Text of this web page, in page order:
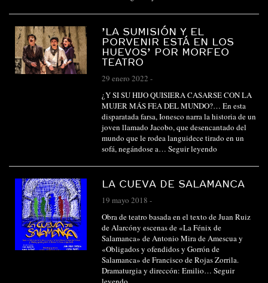
’LA SUMISIÓN Y EL
PORVENIR ESTÁ EN LOS
HUEVOS’ POR MORFEO
TEATRO
29 enero 2022 -
¿Y SI SU HIJO QUISIERA CASARSE CON LA
MUJER MÁS FEA DEL MUNDO?… En esta
disparatada farsa, Ionesco narra la historia de un
joven llamado Jacobo, que desencantado del
mundo que le rodea languidece tirado en un
sofá, negándose a… Seguir leyendo
LA CUEVA DE SALAMANCA
19 mayo 2018 -
Obra de teatro basada en el texto de Juan Ruiz
de Alarcóny escenas de «La Fénix de
Salamanca» de Antonio Mira de Amescua y
«Obligados y ofendidos y Gorrón de
Salamanca» de Francisco de Rojas Zorrila.
Dramaturgia y direccón: Emilio… Seguir